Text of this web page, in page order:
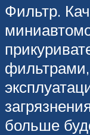
Фильтр.
больше